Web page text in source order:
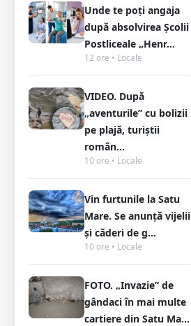
Unde te poți angaja
după absolvirea Școlii
Postliceale „Henr...
12 ore • Locale
VIDEO. După
„aventurile” cu bolizii
pe plajă, turiștii
român...
10 ore • Locale
Vin furtunile la Satu
Mare. Se anunță vijelii
și căderi de g...
10 ore • Locale
FOTO. „Invazie” de
gândaci în mai multe
cartiere din Satu Ma...